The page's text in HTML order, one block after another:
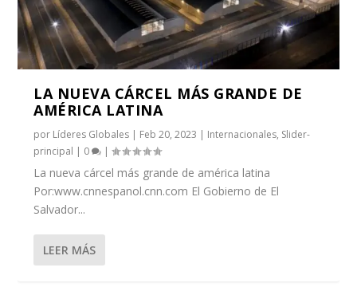
LA NUEVA CÁRCEL MÁS GRANDE DE
AMÉRICA LATINA
por Líderes Globales | Feb 20, 2023 | Internacionales, Slider-
principal | 0 |
La nueva cárcel más grande de américa latina
Por:www.cnnespanol.cnn.com El Gobierno de El
Salvador...
LEER MÁS